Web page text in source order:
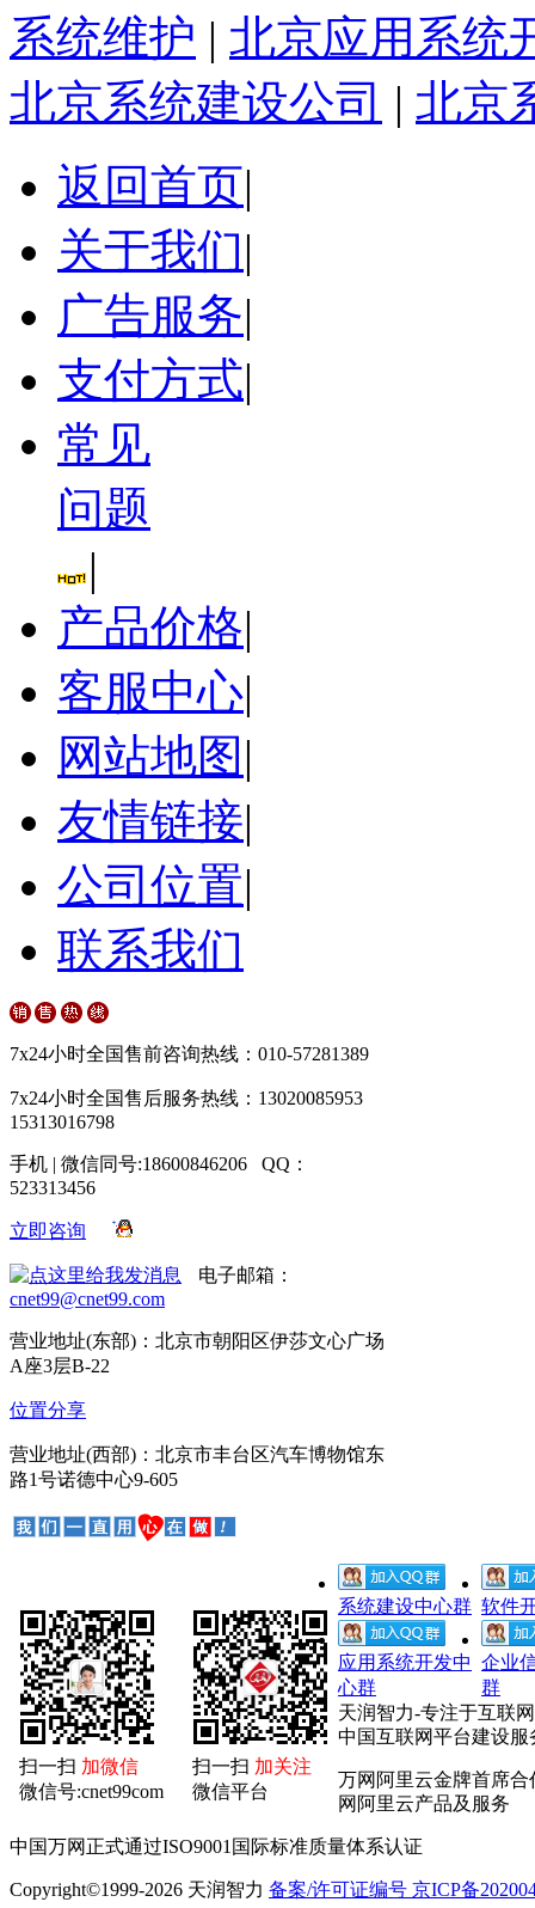
系统维护 | 北京应用系统
北京系统建设公司 | 北京
返回首页|
关于我们|
广告服务|
支付方式|
常见
问题
|
产品价格|
客服中心|
网站地图 |
友情链接|
公司位置|
联系我们
7x24小时全国售前咨询热线：010-57281389
7x24小时全国售后服务热线：13020085953
15313016798
手机 | 微信同号:18600846206 QQ：
523313456
立即咨询
电子邮箱：
cnet99@cnet99.com
营业地址(东部)：北京市朝阳区伊莎文心广场
A座3层B-22
位置分享
营业地址(西部)：北京市丰台区汽车博物馆东
路1号诺德中心9-605
扫一扫 加微信
微信号:cnet99com
扫一扫 加关注
微信平台
系统建设中心群 软件
应用系统开发中
心群
企业
群
天润智力-专注于互联
中国互联网平台建设服
万网阿里云金牌首席
网阿里云产品及服务
中国万网正式通过ISO9001国际标准质量体系认证
Copyright©1999-2026 天润智力 备案/许可证编号 京ICP备